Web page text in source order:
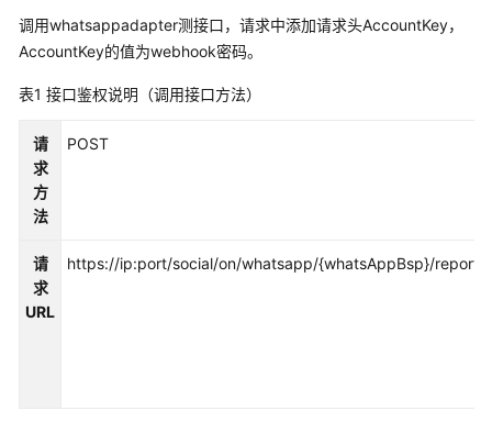
指
南
API
考
调用whatsappadapter测接口，请求中添加请求头AccountKey，
AccountKey的值为webhook密码。
表1 接口鉴权说明（调用接口方法）
请
求
方
法
POST
请
求
URL
https://ip:port/social/on/whatsapp/{whatsAppBsp}/report/